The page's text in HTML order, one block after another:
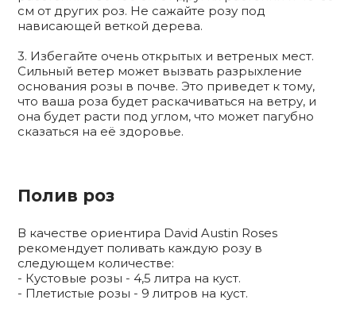
см от других роз. Не сажайте розу под
нависающей веткой дерева.
3. Избегайте очень открытых и ветреных мест.
Сильный ветер может вызвать разрыхление
основания розы в почве. Это приведет к тому,
что ваша роза будет раскачиваться на ветру, и
она будет расти под углом, что может пагубно
сказаться на её здоровье.
Полив роз
В качестве ориентира David Austin Roses
рекомендует поливать каждую розу в
следующем количестве:
- Кустовые розы - 4,5 литра на куст.
- Плетистые розы - 9 литров на куст.